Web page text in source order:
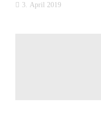
3. April 2019